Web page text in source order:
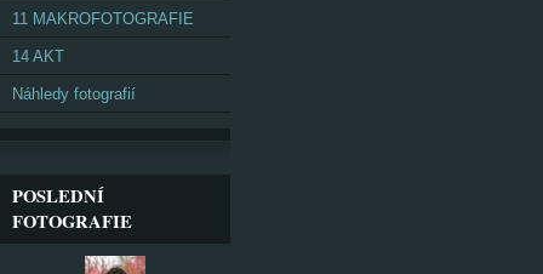
11 MAKROFOTOGRAFIE
14 AKT
Náhledy fotografií
POSLEDNÍ
FOTOGRAFIE